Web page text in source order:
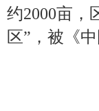
约2000亩，
区”，被《